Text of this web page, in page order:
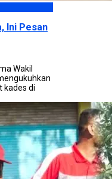
Ini Pesan
Wakil
kades di